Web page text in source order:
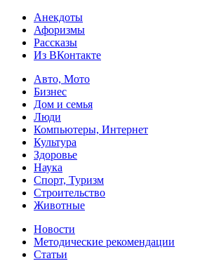
Анекдоты
Афоризмы
Рассказы
Из ВКонтакте
Авто, Мото
Бизнес
Дом и семья
Люди
Компьютеры, Интернет
Культура
Здоровье
Наука
Спорт, Туризм
Строительство
Животные
Новости
Методические рекомендации
Статьи